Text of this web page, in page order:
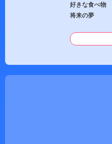
好きな食べ物
将来の夢